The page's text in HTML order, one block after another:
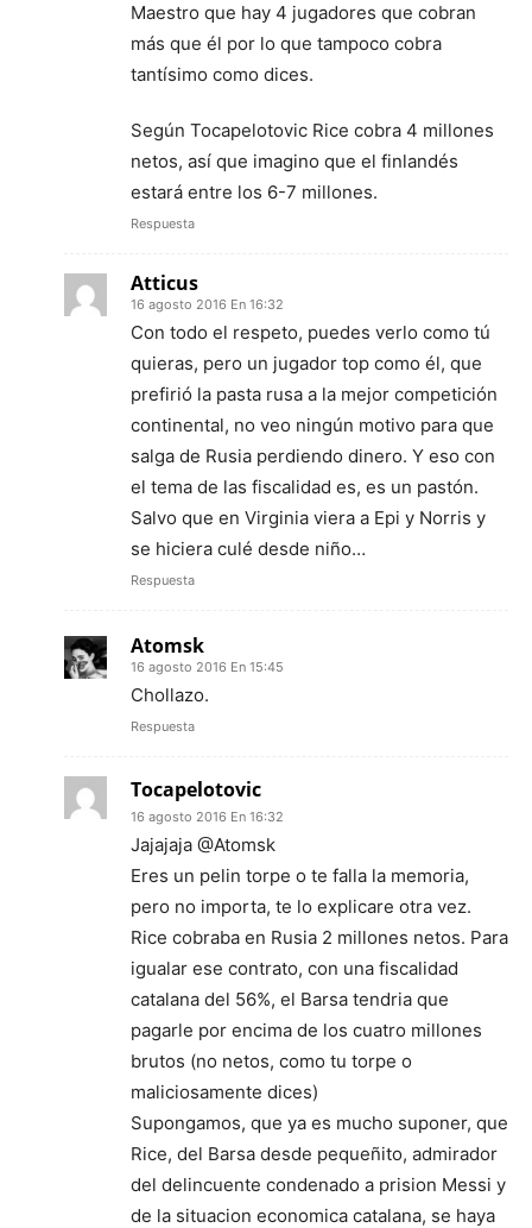
Maestro que hay 4 jugadores que cobran
más que él por lo que tampoco cobra
tantísimo como dices.
Según Tocapelotovic Rice cobra 4 millones
netos, así que imagino que el finlandés
estará entre los 6-7 millones.
Respuesta
Atticus
16 agosto 2016 En 16:32
Con todo el respeto, puedes verlo como tú
quieras, pero un jugador top como él, que
prefirió la pasta rusa a la mejor competición
continental, no veo ningún motivo para que
salga de Rusia perdiendo dinero. Y eso con
el tema de las fiscalidad es, es un pastón.
Salvo que en Virginia viera a Epi y Norris y
se hiciera culé desde niño…
Respuesta
Atomsk
16 agosto 2016 En 15:45
Chollazo.
Respuesta
Tocapelotovic
16 agosto 2016 En 16:32
Jajajaja @Atomsk
Eres un pelin torpe o te falla la memoria,
pero no importa, te lo explicare otra vez.
Rice cobraba en Rusia 2 millones netos. Para
igualar ese contrato, con una fiscalidad
catalana del 56%, el Barsa tendria que
pagarle por encima de los cuatro millones
brutos (no netos, como tu torpe o
maliciosamente dices)
Supongamos, que ya es mucho suponer, que
Rice, del Barsa desde pequeñito, admirador
del delincuente condenado a prision Messi y
de la situacion economica catalana, se haya